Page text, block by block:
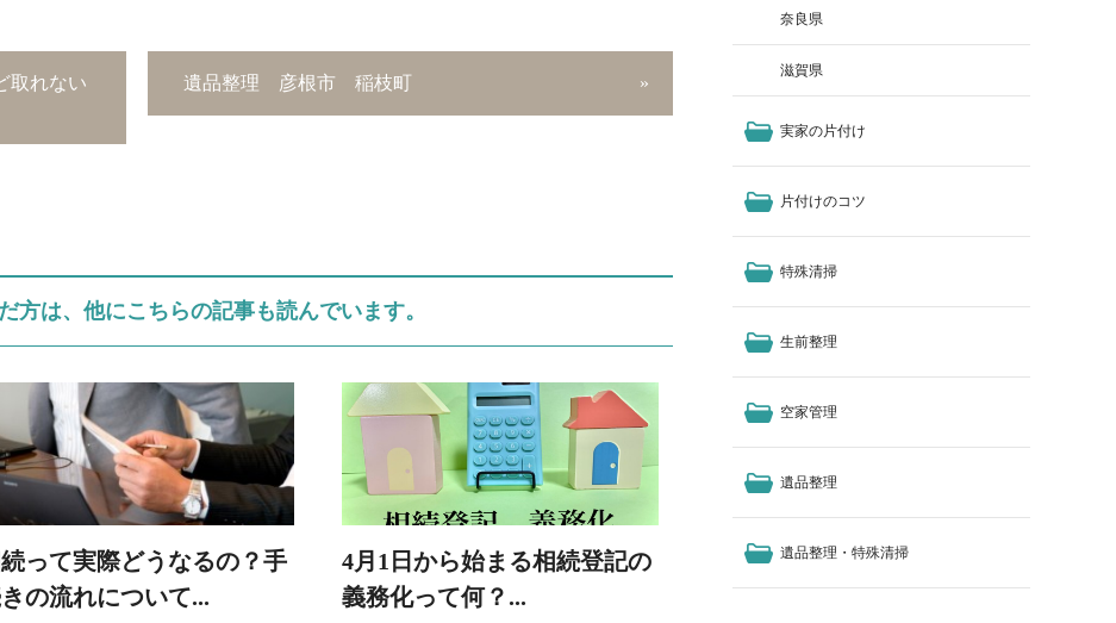
取れない
遺品整理 彦根市 稲枝町
方は、他にこちらの記事も読んでいます。
って実際どうなるの？手
の流れについて...
4月1日から始まる相続登記の
義務化って何？...
奈良県
滋賀県
実家の片付け
片付けのコツ
特殊清掃
生前整理
空家管理
遺品整理
遺品整理・特殊清掃